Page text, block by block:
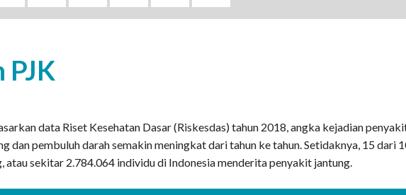
PJK
data Riset Kesehatan Dasar (Riskesdas) tahun 2018, angka kejadian
dan pembuluh darah semakin meningkat dari tahun ke tahun. Setidaknya, 15 dari
atau sekitar 2.784.064 individu di Indonesia menderita penyakit jantung.